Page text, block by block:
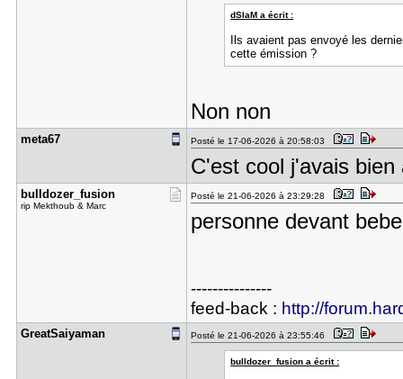
dSlaM a écrit :
Ils avaient pas envoyé les
cette émission ?
Non non
meta67 Posté le 17-06-2026 à 20:58:03
C'est cool j'avais bien
bulldozer_​fusion
rip Mekthoub & Marc
Posté le 21-06-2026 à 23:29:28
personne devant
---------------
feed-back : http://
GreatSaiya​man Posté le 21-06-2026 à 23:55:46
bulldozer_fusion a écrit :